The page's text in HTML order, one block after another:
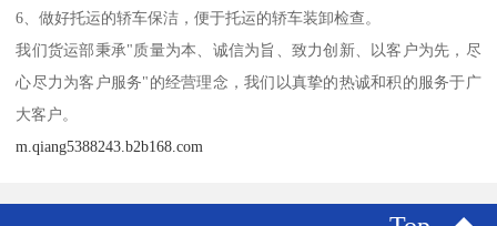
6、做好托运的轿车保洁，便于托运的轿车装卸检查。
我们货运部秉承"质量为本、诚信为旨、致力创新、以客户为先，尽
心尽力为客户服务"的经营理念，我们以真挚的热诚和积的服务于广
大客户。
m.qiang5388243.b2b168.com